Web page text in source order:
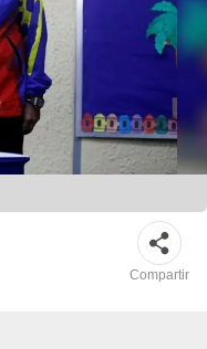
Compartir